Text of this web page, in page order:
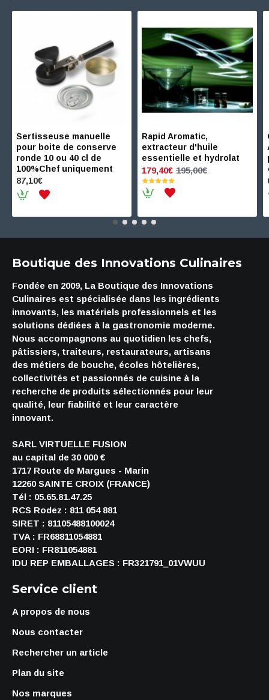
Sertisseuse manuelle
pour boite de conserve
ronde 10 ou 40 cl de
100%Chef uniquement
87,10€
Rapid Aromatic,
extracteur d'huile
essentielle et hydrolat
179,40€ 195,00€
Boutique des Innovations Culinaires
Fondée en 2009, La Boutique des Innovations
Culinaires est spécialisée dans les ingrédients
innovants, les matériels professionnels et les
solutions dédiées à la gastronomie moderne.
Nous accompagnons au quotidien les chefs,
pâtissiers, traiteurs, restaurateurs, artisans
des métiers de bouche, écoles hôtelières,
collectivités et passionnés de cuisine à la
recherche de produits sélectionnés pour leur
qualité, leur fiabilité et leur caractère
innovant.
SARL VIRTUELLE FUSION
au capital de 30 000 €
1717 Route de Margues - Marin
12260 SAINTE CROIX (FRANCE)
Tél : 05.65.81.47.25
RCS Rodez : 811 054 881
SIRET : 81105488100024
TVA : FR68811054881
EORI : FR811054881
IDU REP EMBALLAGES : FR321791_01VWUU
Service client
A propos de nous
Nous contacter
Rechercher un article
Plan du site
Nos marques